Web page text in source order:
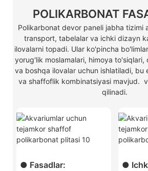
POLIKARBONAT
Polikarbonat devor paneli jabha tizimi
transport, tabelalar va ichki dizayn
ilovalarni topadi. Ular ko'pincha
yorug'lik moslamalari, himoya to'siqlari,
va boshqa ilovalar uchun ishlatiladi, bu
va shaffoflik kombinatsiyasi mavjud.
qilinadi.
● Fasadlar: ●